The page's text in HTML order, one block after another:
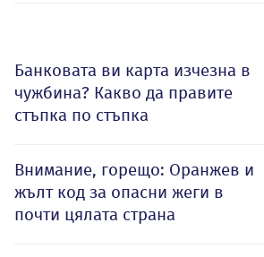
Банковата ви карта изчезна в
чужбина? Какво да правите
стъпка по стъпка
Внимание, горещо: Оранжев и
жълт код за опасни жеги в
почти цялата страна